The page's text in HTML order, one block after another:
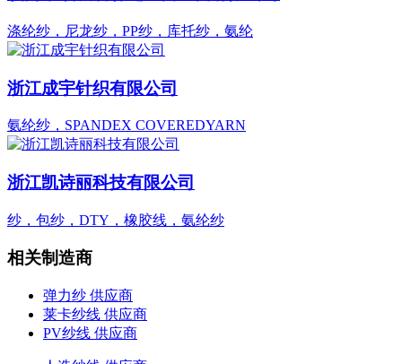
涤纶纱，尼龙纱，PP纱，库托纱，氨纶
浙江成宇针织有限公司
氨纶纱，SPANDEX COVEREDYARN
浙江凯诗丽科技有限公司
纱，包纱，DTY，橡胶线，氨纶纱
相关制造商
弹力纱 供应商
莱卡纱线 供应商
PV纱线 供应商